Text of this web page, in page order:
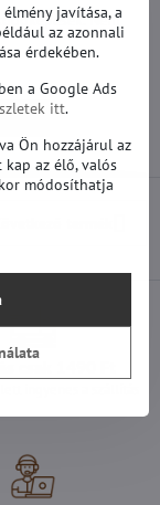
Nem
TV
ingyenes a szállítás
javítása, a
az azonnali
érdekében.
a Google Ads
itt.
Ön hozzájárul az
kap az élő, valós
módosíthatja